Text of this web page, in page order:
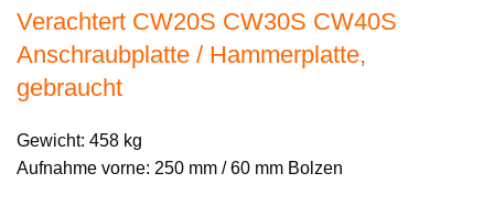
Verachtert CW20S CW30S CW40S
Anschraubplatte / Hammerplatte,
gebraucht
Gewicht: 458 kg
Aufnahme vorne: 250 mm / 60 mm Bolzen